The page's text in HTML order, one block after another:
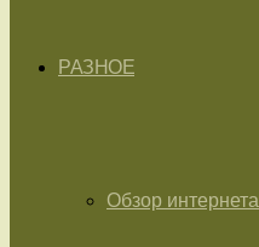
РАЗНОЕ
Обзор интернета